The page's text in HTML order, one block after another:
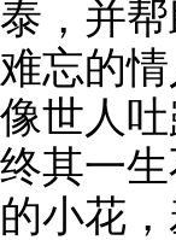
泰，并
难忘的
像世人
终其一
的小花